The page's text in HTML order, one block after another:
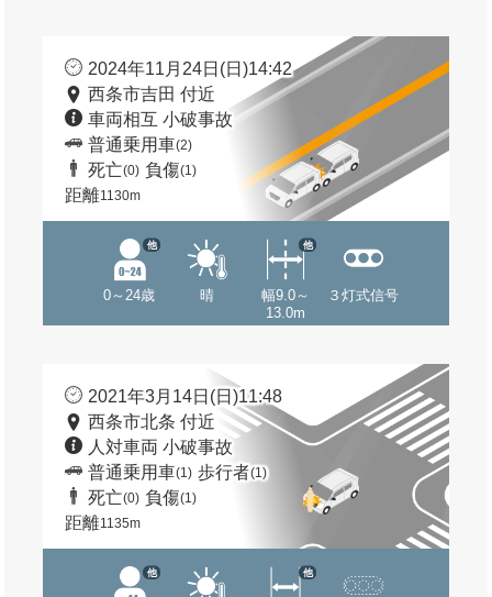
2024年11月24日(日)14:42
西条市吉田 付近
車両相互 小破事故
普通乗用車(2)
死亡(0) 負傷(1)
距離1130m
0～24歳
他
晴
幅9.0～
13.0m
他
３灯式信号
2021年3月14日(日)11:48
西条市北条 付近
人対車両 小破事故
普通乗用車(1) 歩行者(1)
死亡(0) 負傷(1)
距離1135m
他 他